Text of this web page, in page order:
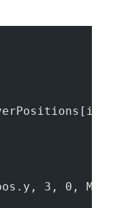
3, 0,